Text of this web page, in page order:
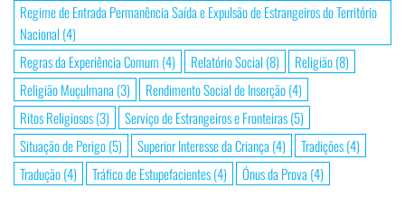
Regime de Entrada Permanência Saída e Expulsão de Estrangeiros do Território
Nacional (4)
Regras da Experiência Comum (4) Relatório Social (8) Religião(8)
Religião Muçulmana (3) Rendimento Social de Inserção(4)
Ritos Religiosos(3) Serviço de Estrangeiros e Fronteiras(5)
Situação de Perigo(5) Superior Interesse da Criança (4) Tradições(4)
Tradução(4) Tráfico de Estupefacientes(4) Ónus da Prova (4)